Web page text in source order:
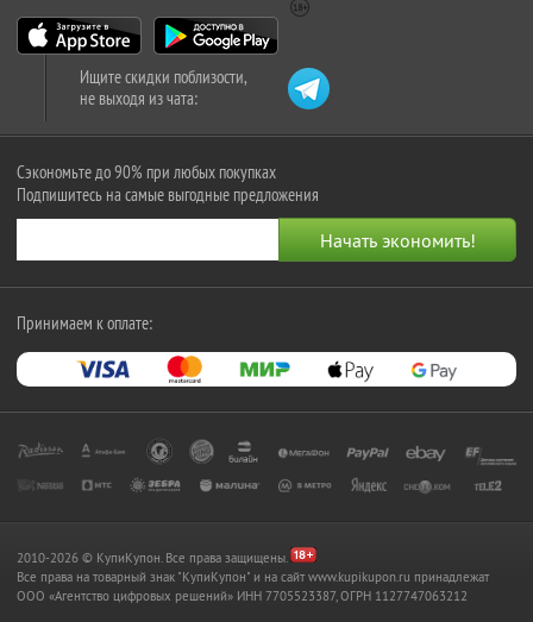
Ищите скидки поблизости,
не выходя из чата:
Сэкономьте до 90% при любых покупках
Подпишитесь на самые выгодные предложения
Принимаем к оплате:
2010-2026 © КупиКупон. Все права защищены.
Все права на товарный знак "КупиКупон" и на сайт www.kupikupon.ru принадлежат
OOO «Агентство цифровых решений» ИНН 7705523387, ОГРН 1127747063212